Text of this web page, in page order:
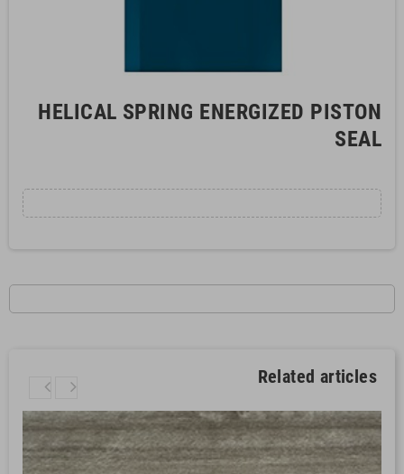
HELICAL SPRING ENERGIZED PISTON
SEAL
Related articles